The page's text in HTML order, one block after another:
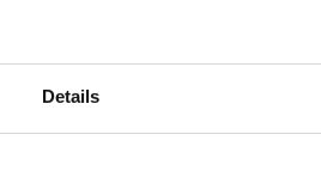
Details